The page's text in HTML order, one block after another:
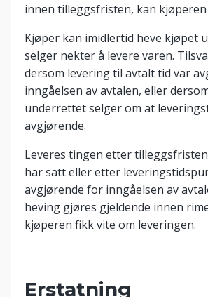
innen tilleggsfristen, kan
Kjøper kan imidlertid heve kjøpet
selger nekter å levere varen.
dersom levering til avtalt tid var
inngåelsen av avtalen, eller
underrettet selger om at
avgjørende.
Leveres tingen etter
har satt eller etter
avgjørende for inngåelsen av
heving gjøres gjeldende innen
kjøperen fikk vite om leveringen.
Erstatning